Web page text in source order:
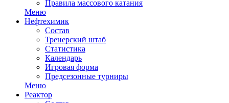
Правила массового катания
Меню
Нефтехимик
Состав
Тренерский штаб
Статистика
Календарь
Игровая форма
Предсезонные турниры
Меню
Реактор